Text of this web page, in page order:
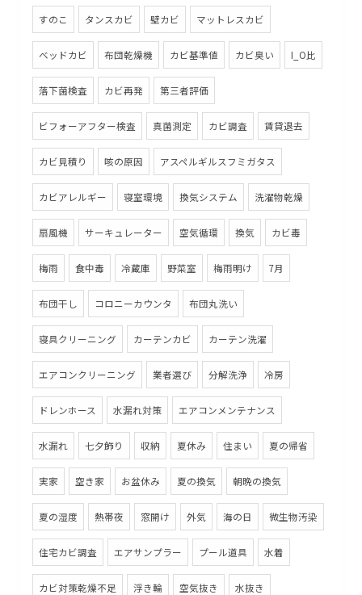
すのこ タンスカビ 壁カビ マットレスカビ
ベッドカビ 布団乾燥機 カビ基準値 カビ臭い I_O比
落下菌検査 カビ再発 第三者評価
ビフォーアフター検査 真菌測定 カビ調査 賃貸退去
カビ見積り 咳の原因 アスペルギルスフミガタス
カビアレルギー 寝室環境 換気システム 洗濯物乾燥
扇風機 サーキュレーター 空気循環 換気 カビ毒
梅雨 食中毒 冷蔵庫 野菜室 梅雨明け 7月
布団干し コロニーカウンタ 布団丸洗い
寝具クリーニング カーテンカビ カーテン洗濯
エアコンクリーニング 業者選び 分解洗浄 冷房
ドレンホース 水漏れ対策 エアコンメンテナンス
水漏れ 七夕飾り 収納 夏休み 住まい 夏の帰省
実家 空き家 お盆休み 夏の換気 朝晩の換気
夏の湿度 熱帯夜 窓開け 外気 海の日 微生物汚染
住宅カビ調査 エアサンプラー プール道具 水着
カビ対策乾燥不足 浮き輪 空気抜き 水抜き